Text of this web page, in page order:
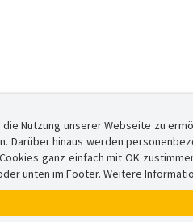
die Nutzung unserer Webseite zu
Darüber hinaus werden
ganz einfach mit OK
unten im Footer. Weitere